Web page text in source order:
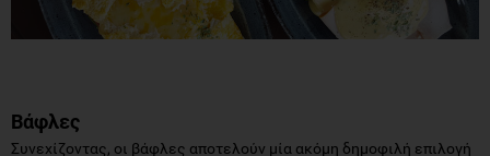
Βάφλες
Συνεχίζοντας, οι βάφλες αποτελούν μία ακόμη δημοφιλή επιλογή